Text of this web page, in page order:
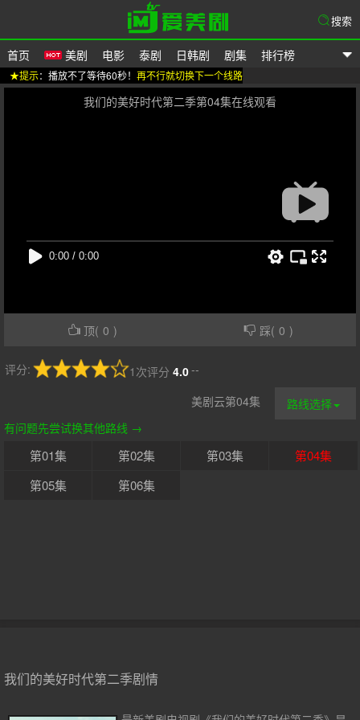
爱美剧
首页 美剧 电影 泰剧 日韩剧 剧集 排行榜
搜索
★提示：播放不了等待60秒！ 再不行就切换下一个线路
我们的美好时代第二季第04集在线观看
顶( 0 ) 踩( 0 )
评分: 4.0
1次评分 --
路线选择
美剧云第04集
有问题先尝试换其他路线 →
第01集 第02集 第03集
第04集
第05集
第06集
我们的美好时代第二季剧情